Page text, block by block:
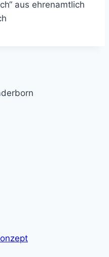
aus ehrenamtlich